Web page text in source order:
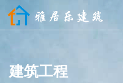
建筑工程